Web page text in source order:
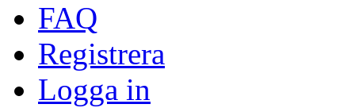
FAQ
Registrera
Logga in